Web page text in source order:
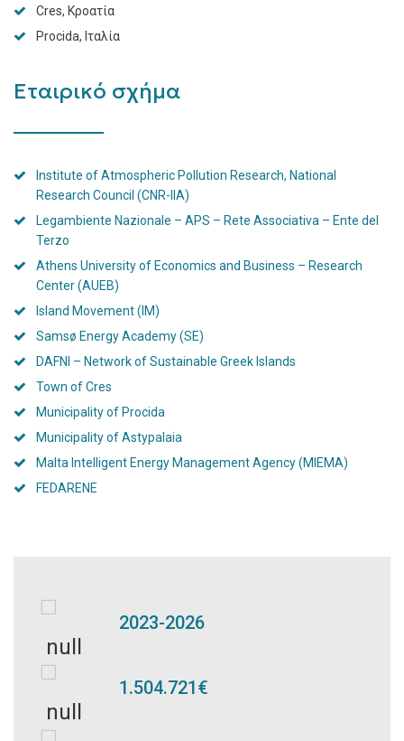
Cres, Κροατία
Procida, Ιταλία
Εταιρικό σχήμα
Institute of Atmospheric Pollution Research, National
Research Council (CNR-IIA)
Legambiente Nazionale – APS – Rete Associativa – Ente del
Terzo
Athens University of Economics and Business – Research
Center (AUEB)
Island Movement (IM)
Samsø Energy Academy (SE)
DAFNI – Network of Sustainable Greek Islands
Town of Cres
Municipality of Procida
Municipality of Astypalaia
Malta Intelligent Energy Management Agency (MIEMA)
FEDARENE
2023-2026
1.504.721€